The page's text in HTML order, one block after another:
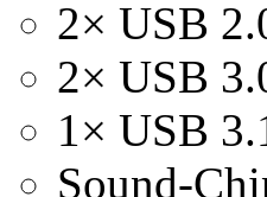
2× USB
2× USB
1× USB
Sound-